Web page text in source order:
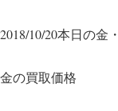
2018/10/20本日の金
金の買取価格